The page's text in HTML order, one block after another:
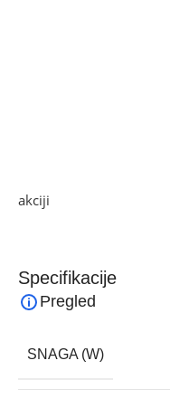
akciji
Specifikacije
Pregled
SNAGA (W)